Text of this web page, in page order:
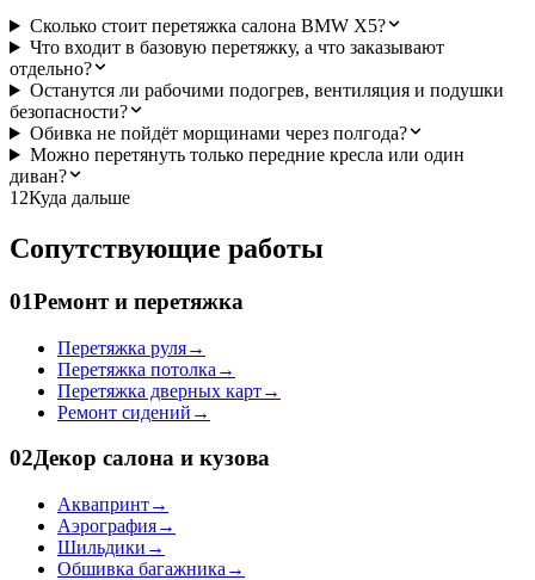
Сколько стоит перетяжка салона BMW X5?
Что входит в базовую перетяжку, а что заказывают
отдельно?
Останутся ли рабочими подогрев, вентиляция и подушки
безопасности?
Обивка не пойдёт морщинами через полгода?
Можно перетянуть только передние кресла или один
диван?
12Куда дальше
Сопутствующие работы
01Ремонт и перетяжка
Перетяжка руля→
Перетяжка потолка →
Перетяжка дверных карт→
Ремонт сидений →
02Декор салона и кузова
Аквапринт→
Аэрография→
Шильдики →
Обшивка багажника →